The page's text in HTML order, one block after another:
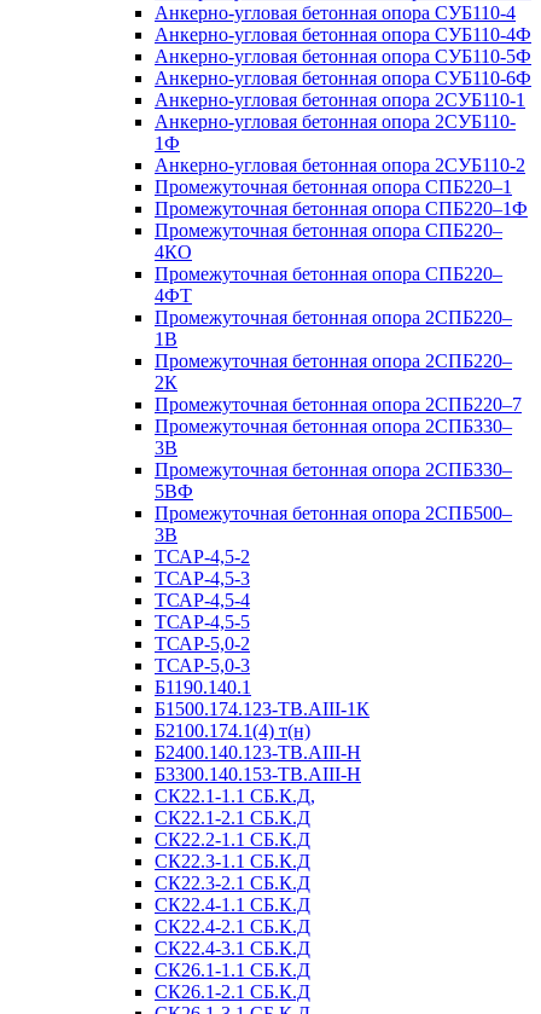
Анкерно-угловая бетонная опора СУБ110-4
Анкерно-угловая бетонная опора СУБ110-4Ф
Анкерно-угловая бетонная опора СУБ110-5Ф
Анкерно-угловая бетонная опора СУБ110-6Ф
Анкерно-угловая бетонная опора 2СУБ110-1
Анкерно-угловая бетонная опора 2СУБ110-
1Ф
Анкерно-угловая бетонная опора 2СУБ110-2
Промежуточная бетонная опора СПБ220–1
Промежуточная бетонная опора СПБ220–1Ф
Промежуточная бетонная опора СПБ220–
4КО
Промежуточная бетонная опора СПБ220–
4ФТ
Промежуточная бетонная опора 2СПБ220–
1В
Промежуточная бетонная опора 2СПБ220–
2К
Промежуточная бетонная опора 2СПБ220–7
Промежуточная бетонная опора 2СПБ330–
3В
Промежуточная бетонная опора 2СПБ330–
5ВФ
Промежуточная бетонная опора 2СПБ500–
3В
ТСАР-4,5-2
ТСАР-4,5-3
ТСАР-4,5-4
ТСАР-4,5-5
ТСАР-5,0-2
ТСАР-5,0-3
Б1190.140.1
Б1500.174.123-ТВ.АIII-1К
Б2100.174.1(4) т(н)
Б2400.140.123-ТВ.АIII-Н
Б3300.140.153-ТВ.АIII-Н
СК22.1-1.1 СБ.К.Д,
СК22.1-2.1 СБ.К.Д
СК22.2-1.1 СБ.К.Д
СК22.3-1.1 СБ.К.Д
СК22.3-2.1 СБ.К.Д
СК22.4-1.1 СБ.К.Д
СК22.4-2.1 СБ.К.Д
СК22.4-3.1 СБ.К.Д
СК26.1-1.1 СБ.К.Д
СК26.1-2.1 СБ.К.Д